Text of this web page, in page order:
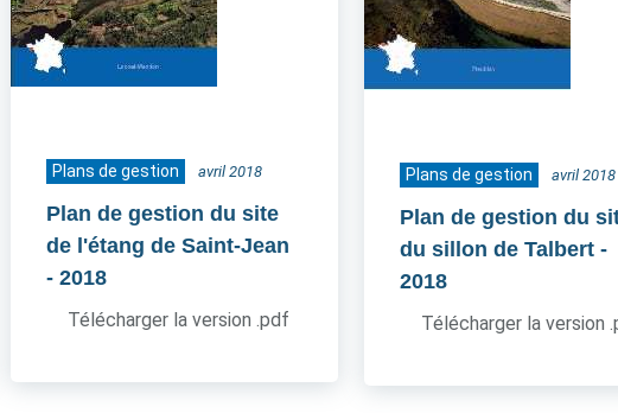
Plans de gestion avril 2018
Plan de gestion du site
de l'étang de Saint-Jean
- 2018
Télécharger la version .pdf
Plans de gestion avril 2018
Plan de gestion du
du sillon de Talbert -
2018
Télécharger la version